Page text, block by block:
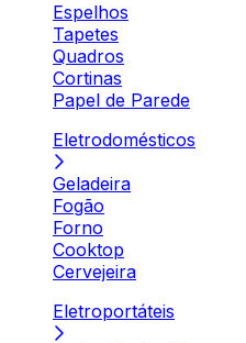
Espelhos
Tapetes
Quadros
Cortinas
Papel de Parede
Eletrodomésticos
Geladeira
Fogão
Forno
Cooktop
Cervejeira
Eletroportáteis